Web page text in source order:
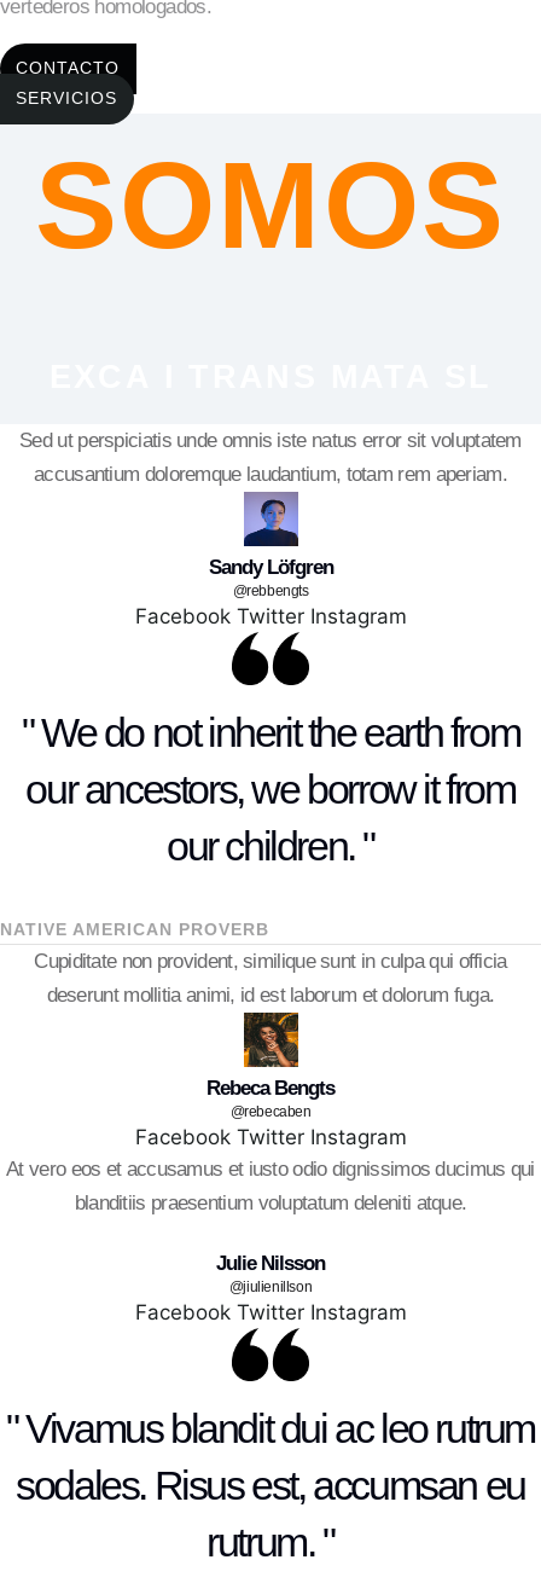
vertederos homologados.
CONTACTO
SERVICIOS
SOMOS
Sed ut perspiciatis unde omnis iste natus error sit voluptatem
accusantium doloremque laudantium, totam rem aperiam.
Sandy Löfgren
@rebbengts
Facebook Twitter Instagram
" We do not inherit the earth from
our ancestors, we borrow it from
our children. "
NATIVE AMERICAN PROVERB
Cupiditate non provident, similique sunt in culpa qui officia
deserunt mollitia animi, id est laborum et dolorum fuga.
Rebeca Bengts
@rebecaben
Facebook Twitter Instagram
At vero eos et accusamus et iusto odio dignissimos ducimus qui
blanditiis praesentium voluptatum deleniti atque.
Julie Nilsson
@jiulienillson
Facebook Twitter Instagram
" Vivamus blandit dui ac leo rutrum
sodales. Risus est, accumsan eu
rutrum. "